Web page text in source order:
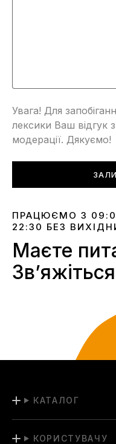
Увага! Для
лексики Ваш відгук
модерації. Дякуємо!
ПРАЦЮЄМО З
22:30 БЕЗ
Маєте
КАТАЛОГ
КОРИСТУВАЧУ